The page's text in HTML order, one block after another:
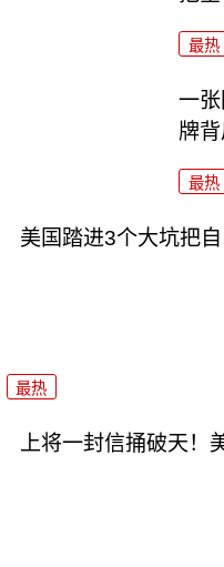
最热
一
牌
最热
美国踏进3个大坑把
最热
上将一封信捅破天！